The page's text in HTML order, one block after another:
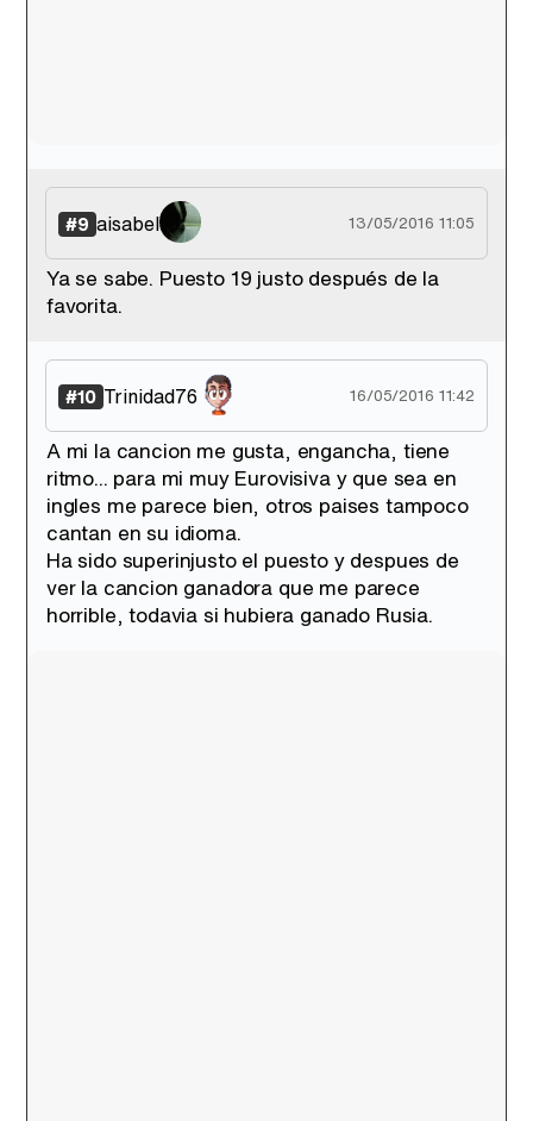
#9 aisabel 13/05/2016 11:05
Ya se sabe. Puesto 19 justo después de la
favorita.
#10 Trinidad76 16/05/2016 11:42
A mi la cancion me gusta, engancha, tiene
ritmo... para mi muy Eurovisiva y que sea en
ingles me parece bien, otros paises tampoco
cantan en su idioma.
Ha sido superinjusto el puesto y despues de
ver la cancion ganadora que me parece
horrible, todavia si hubiera ganado Rusia.